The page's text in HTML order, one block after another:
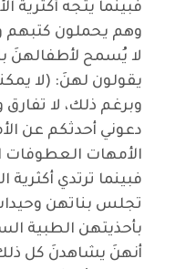
فبينما يتجه أكثرية
وهم يحملون كتبهم
لا يُسمح لأطفالهنَ
يقولون لهنَ: (لا
وبرغم ذلك، لا
دعوني أحدثكم عن
الأمهات العطوفات
فبينما ترتدي أكثرية
تجلس بناتهن
بأحذيتهن الطبية
أنهنَ يشاهدنَ كل